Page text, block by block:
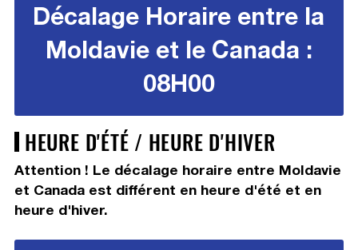
Décalage Horaire entre la
Moldavie et le Canada :
08H00
HEURE D'ÉTÉ / HEURE D'HIVER
Attention ! Le décalage horaire entre Moldavie
et Canada est différent en heure d'été et en
heure d'hiver.